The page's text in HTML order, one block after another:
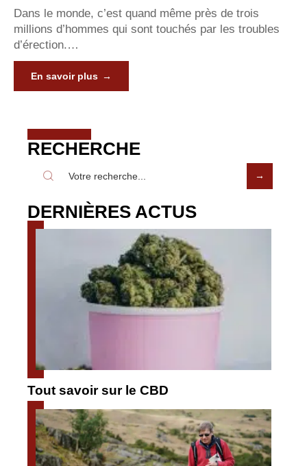
Dans le monde, c’est quand même près de trois
millions d’hommes qui sont touchés par les troubles
d’érection.…
En savoir plus
RECHERCHE
DERNIÈRES ACTUS
Tout savoir sur le CBD